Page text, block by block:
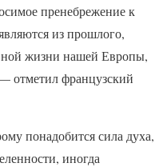
пренебрежение к
из прошлого,
жизни нашей Европы,
отметил французский
понадобится сила духа,
иногда